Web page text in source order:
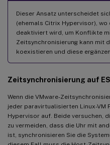
Dieser Ansatz unterscheidet
(ehemals Citrix Hypervisor),
deaktiviert wird, um Konflikte
Zeitsynchronisierung kann mit
koexistieren und diese ergänzen.
Zeitsynchronisierung auf
Wenn die VMware-
jeder paravirtualisierten Linux-VM
Hypervisor auf. Beide versuchen,
zu vermeiden, dass die Uhr mit
ist, synchronisieren Sie die